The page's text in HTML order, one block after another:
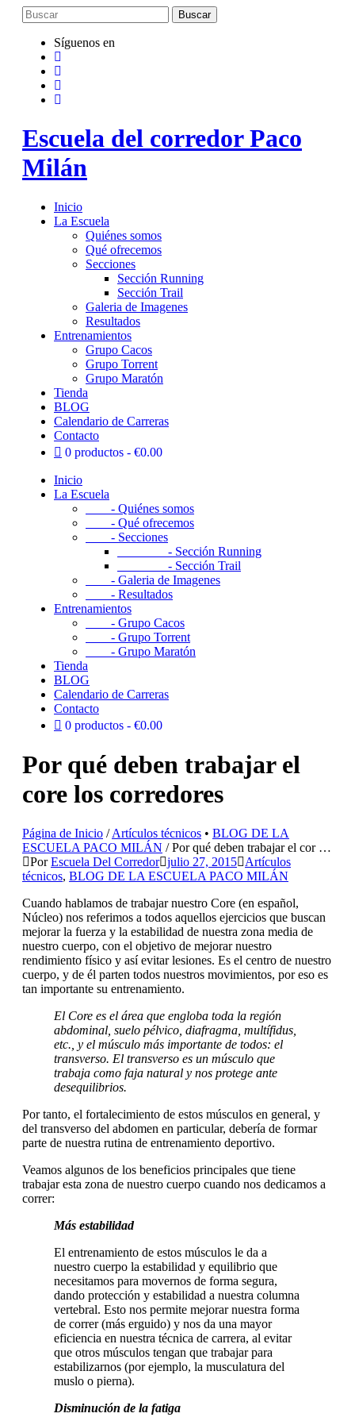
Saltar
al
contenidoSíguenos en
Escuela del corredor Paco
Milán
Inicio
La Escuela
Quiénes somos
Qué ofrecemos
Secciones
Sección Running
Sección Trail
Galeria de Imagenes
Resultados
Entrenamientos
Grupo Cacos
Grupo Torrent
Grupo Maratón
Tienda
BLOG
Calendario de Carreras
Contacto
0 productos
€0.00
Inicio
La Escuela
- Quiénes somos
- Qué ofrecemos
- Secciones
- Sección Running
- Sección Trail
- Galeria de Imagenes
- Resultados
Entrenamientos
- Grupo Cacos
- Grupo Torrent
- Grupo Maratón
Tienda
BLOG
Calendario de Carreras
Contacto
0 productos
€0.00
Por qué deben trabajar el
core los corredores
Página de Inicio /Artículos técnicos • BLOG DE LA
ESCUELA PACO MILÁN /Por qué deben trabajar el cor …
PorEscuela Del Corredor julio 27, 2015
Artículos
técnicos, BLOG DE LA ESCUELA PACO MILÁN
Cuando hablamos de trabajar nuestro Core (en español,
Núcleo) nos referimos a todos aquellos ejercicios que buscan
mejorar la fuerza y la estabilidad de nuestra zona media de
nuestro cuerpo, con el objetivo de mejorar nuestro
rendimiento físico y así evitar lesiones. Es el centro de nuestro
cuerpo, y de él parten todos nuestros movimientos, por eso es
tan importante su entrenamiento.
El Core es el área que engloba toda la región
abdominal, suelo pélvico, diafragma, multífidus,
etc., y el músculo más importante de todos: el
transverso. El transverso es un músculo que
trabaja como faja natural y nos protege ante
desequilibrios.
Por tanto, el fortalecimiento de estos músculos en general, y
del transverso del abdomen en particular, debería de formar
parte de nuestra rutina de entrenamiento deportivo.
Veamos algunos de los beneficios principales que tiene
trabajar esta zona de nuestro cuerpo cuando nos dedicamos a
correr:
Más estabilidad
El entrenamiento de estos músculos le da a
nuestro cuerpo la estabilidad y equilibrio que
necesitamos para movernos de forma segura,
dando protección y estabilidad a nuestra columna
vertebral. Esto nos permite mejorar nuestra forma
de correr (más erguido) y nos da una mayor
eficiencia en nuestra técnica de carrera, al evitar
que otros músculos tengan que trabajar para
estabilizarnos (por ejemplo, la musculatura del
muslo o pierna).
Disminución de la fatiga